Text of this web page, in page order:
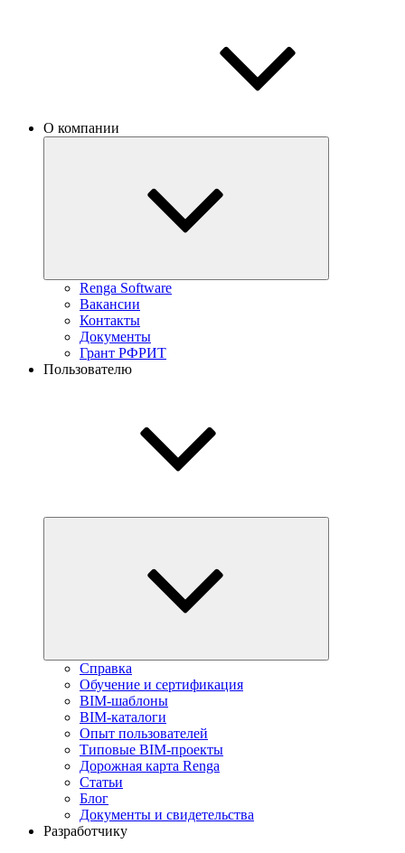
О компании
Renga Software
Вакансии
Контакты
Документы
Грант РФРИТ
Пользователю
Справка
Обучение и сертификация
BIM-шаблоны
BIM-каталоги
Опыт пользователей
Типовые BIM-проекты
Дорожная карта Renga
Статьи
Блог
Документы и свидетельства
Разработчику